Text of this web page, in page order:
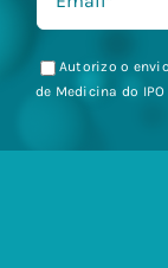
Autorizo o
de Medicina do IPO